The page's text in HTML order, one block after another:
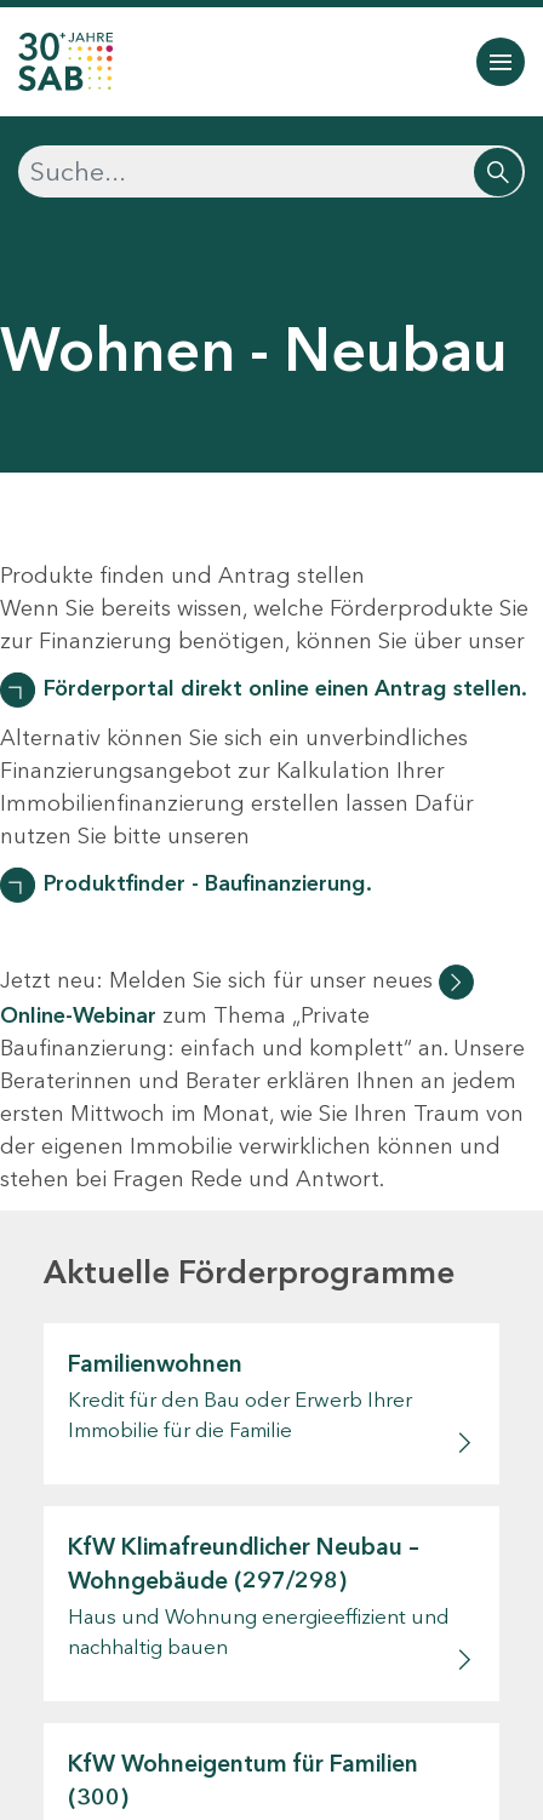
Wohnen - Neubau
Produkte finden und Antrag stellen
Wenn Sie bereits wissen, welche Förderprodukte Sie
zur Finanzierung benötigen, können Sie über unser
Förderportal direkt online einen Antrag stellen.
Alternativ können Sie sich ein unverbindliches
Finanzierungsangebot zur Kalkulation Ihrer
Immobilienfinanzierung erstellen lassen Dafür
nutzen Sie bitte unseren
Produktfinder - Baufinanzierung.
Jetzt neu: Melden Sie sich für unser neues
Online-Webinar zum Thema „Private
Baufinanzierung: einfach und komplett“ an. Unsere
Beraterinnen und Berater erklären Ihnen an jedem
ersten Mittwoch im Monat, wie Sie Ihren Traum von
der eigenen Immobilie verwirklichen können und
stehen bei Fragen Rede und Antwort.
Aktuelle Förderprogramme
Familienwohnen
Kredit für den Bau oder Erwerb Ihrer
Immobilie für die Familie
KfW Klimafreundlicher Neubau –
Wohngebäude (297/298)
Haus und Wohnung energieeffizient und
nachhaltig bauen
KfW Wohneigentum für Familien
(300)